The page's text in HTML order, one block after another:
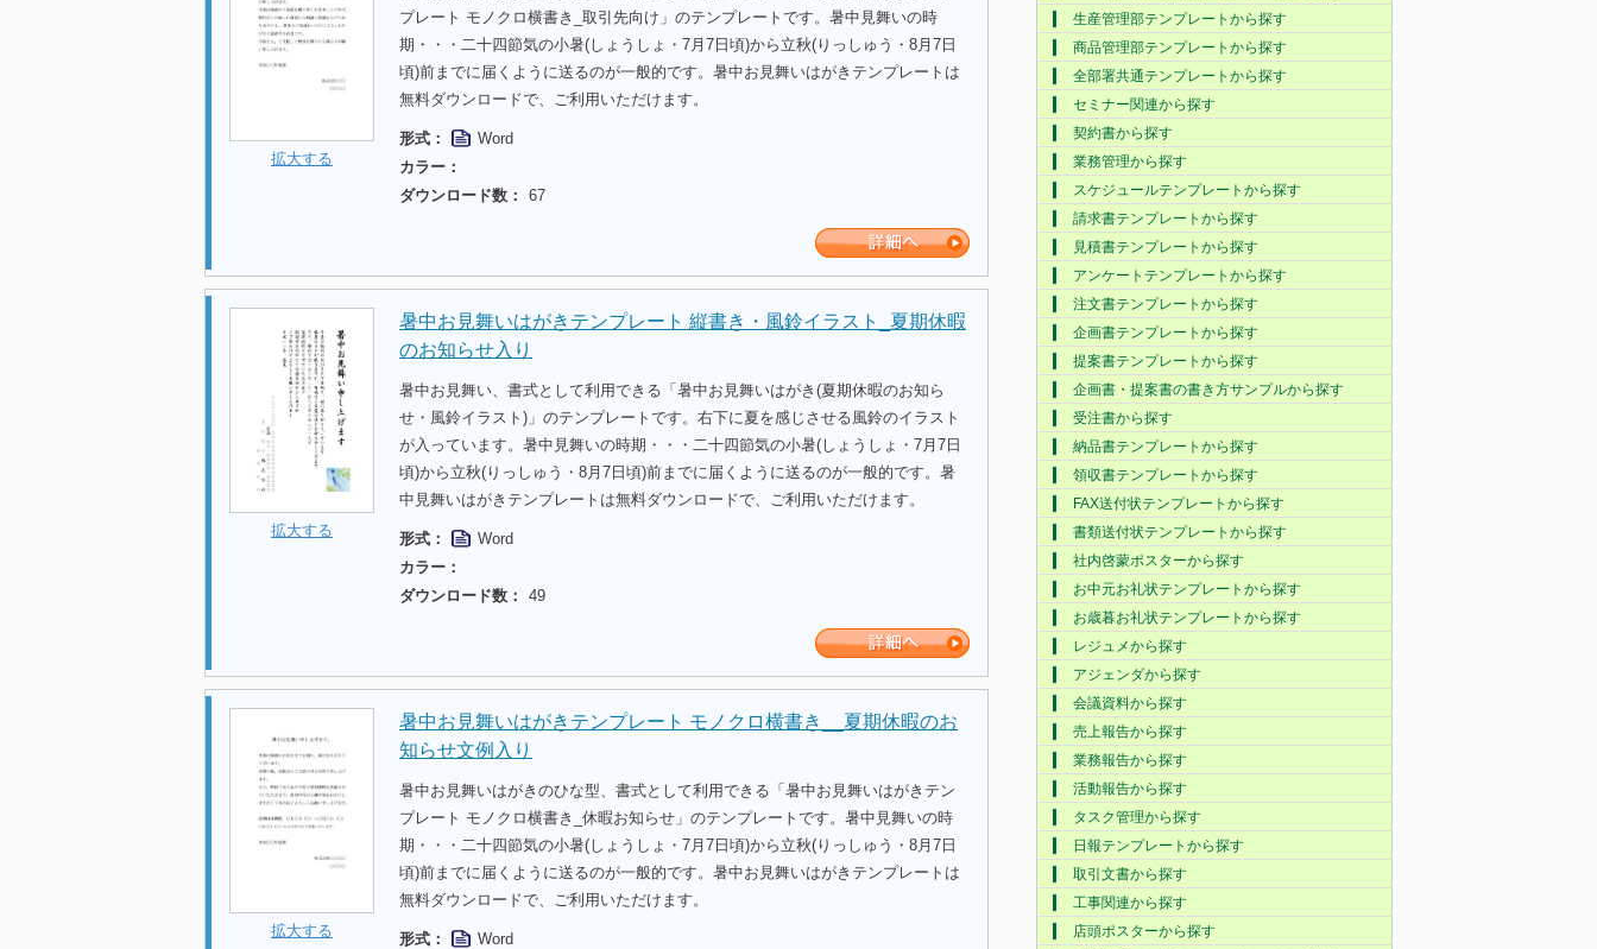
拡大する
プレート モノクロ横書き_取引先向け」のテンプレートです。暑中見舞いの時
期・・・二十四節気の小暑(しょうしょ・7月7日頃)から立秋(りっしゅう・8月7日
頃)前までに届くように送るのが一般的です。暑中お見舞いはがきテンプレートは
無料ダウンロードで、ご利用いただけます。
形式：
Word
カラー：
ダウンロード数：
67
拡大する
暑中お見舞いはがきテンプレート 縦書き・風鈴イラスト_夏期休暇
のお知らせ入り
暑中お見舞い、書式として利用できる「暑中お見舞いはがき(夏期休暇のお知ら
せ・風鈴イラスト)」のテンプレートです。右下に夏を感じさせる風鈴のイラスト
が入っています。暑中見舞いの時期・・・二十四節気の小暑(しょうしょ・7月7日
頃)から立秋(りっしゅう・8月7日頃)前までに届くように送るのが一般的です。暑
中見舞いはがきテンプレートは無料ダウンロードで、ご利用いただけます。
形式：
Word
カラー：
ダウンロード数：
49
拡大する
暑中お見舞いはがきテンプレート モノクロ横書き__夏期休暇のお
知らせ文例入り
暑中お見舞いはがきのひな型、書式として利用できる「暑中お見舞いはがきテン
プレート モノクロ横書き_休暇お知らせ」のテンプレートです。暑中見舞いの時
期・・・二十四節気の小暑(しょうしょ・7月7日頃)から立秋(りっしゅう・8月7日
頃)前までに届くように送るのが一般的です。暑中お見舞いはがきテンプレートは
無料ダウンロードで、ご利用いただけます。
形式：
Word
生産管理部テンプレートから探す
商品管理部テンプレートから探す
全部署共通テンプレートから探す
セミナー関連から探す
契約書から探す
業務管理から探す
スケジュールテンプレートから探す
請求書テンプレートから探す
見積書テンプレートから探す
アンケートテンプレートから探す
注文書テンプレートから探す
企画書テンプレートから探す
提案書テンプレートから探す
企画書・提案書の書き方サンプルから探す
受注書から探す
納品書テンプレートから探す
領収書テンプレートから探す
FAX送付状テンプレートから探す
書類送付状テンプレートから探す
社内啓蒙ポスターから探す
お中元お礼状テンプレートから探す
お歳暮お礼状テンプレートから探す
レジュメから探す
アジェンダから探す
会議資料から探す
売上報告から探す
業務報告から探す
活動報告から探す
タスク管理から探す
日報テンプレートから探す
取引文書から探す
工事関連から探す
店頭ポスターから探す